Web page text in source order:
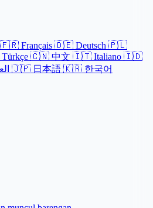
🇫🇷 Français 🇩🇪 Deutsch 🇵🇱
Türkçe 🇨🇳 中文 🇮🇹 Italiano 🇮🇩
🇯🇵 日本語 🇰🇷 한국어